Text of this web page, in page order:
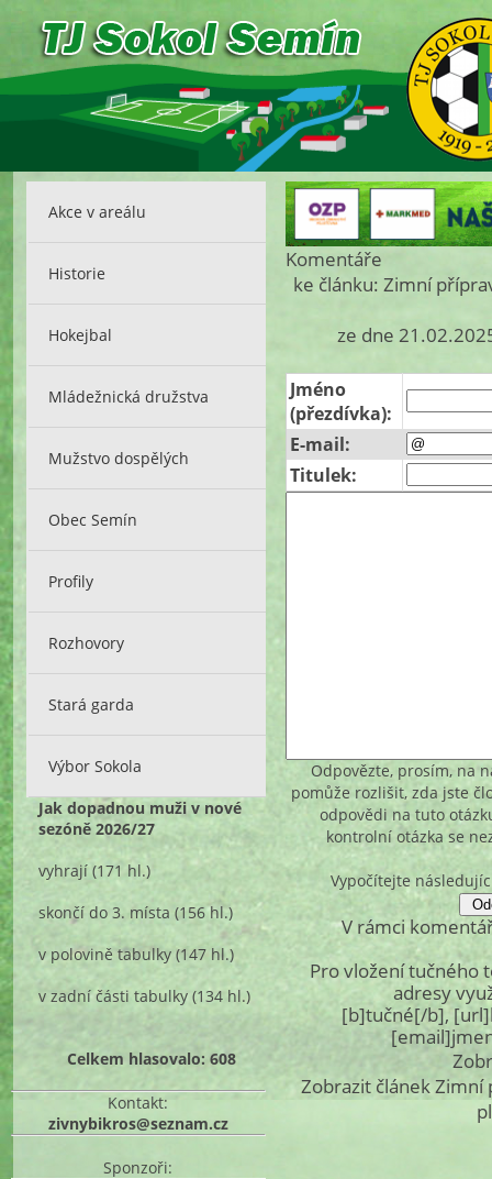
Akce v areálu
Historie
Hokejbal
Mládežnická družstva
Mužstvo dospělých
Obec Semín
Profily
Rozhovory
Stará garda
Výbor Sokola
Jak dopadnou muži v nové
sezóně 2026/27
vyhrají (171 hl.)
skončí do 3. místa (156 hl.)
v polovině tabulky (147 hl.)
v zadní části tabulky (134 hl.)
Celkem hlasovalo: 608
Kontakt:
zivnybikros@seznam.cz
Sponzoři:
Komentáře
ke článku: Zimní
ze dne
Jméno
(přezdívka):
E-mail:
Titulek:
Odpovězte, prosím, na
pomůže rozlišit, zda jste
odpovědi na tuto
kontrolní otázka se
Vypočítejte
V rámci
Pro vložení tučného
adresy
[b]tučné[/b],
Zobrazit článek Zimní